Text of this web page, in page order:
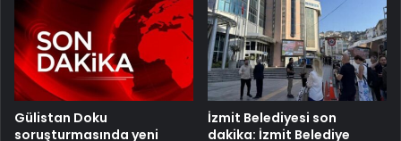
Gülistan Doku
soruşturmasında yeni
İzmit Belediyesi son
dakika: İzmit Belediye